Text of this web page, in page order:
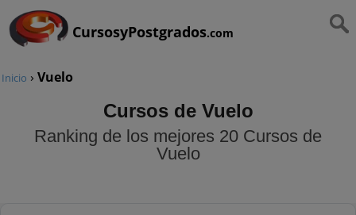
CursosyPostgrados.com
Inicio › Vuelo
Cursos de Vuelo
Ranking de los mejores 20 Cursos de
Vuelo